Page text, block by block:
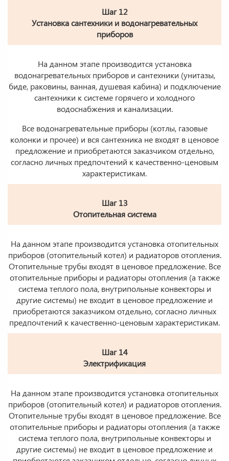
Шаг 12
Установка сантехники и водонагревательных
приборов
На данном этапе производится установка
водонагревательных приборов и сантехники (унитазы,
биде, раковины, ванная, душевая кабина) и подключение
сантехники к системе горячего и холодного
водоснабжения и канализации.
Все водонагревательные приборы (котлы, газовые
колонки и прочее) и вся сантехника не входят в ценовое
предложение и приобретаются заказчиком отдельно,
согласно личных предпочтений к качественно-ценовым
характеристикам.
Шаг 13
Отопительная система
На данном этапе производится установка отопительных
приборов (отопительный котел) и радиаторов отопления.
Отопительные трубы входят в ценовое предложение. Все
отопительные приборы и радиаторы отопления (а также
система теплого пола, внутрипольные конвекторы и
другие системы) не входит в ценовое предложение и
приобретаются заказчиком отдельно, согласно личных
предпочтений к качественно-ценовым характеристикам.
Шаг 14
Электрификация
На данном этапе производится установка отопительных
приборов (отопительный котел) и радиаторов отопления.
Отопительные трубы входят в ценовое предложение. Все
отопительные приборы и радиаторы отопления (а также
система теплого пола, внутрипольные конвекторы и
другие системы) не входит в ценовое предложение и